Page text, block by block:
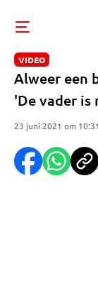
VIDEO
Alweer een
'De vader is
23 juni 2021 om